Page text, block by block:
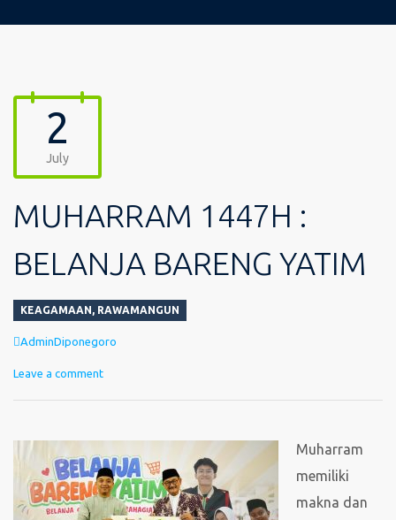
2
July
MUHARRAM 1447H :
BELANJA BARENG YATIM
KEAGAMAAN , RAWAMANGUN
Author
AdminDiponegoro
Leave a comment
Muharram
memiliki
makna dan